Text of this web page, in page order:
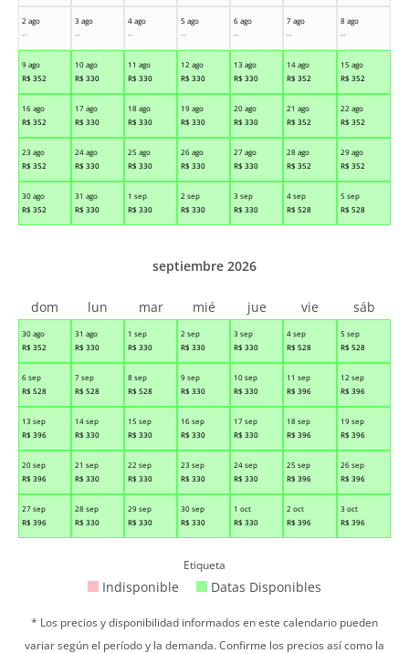
2 ago
--
3 ago
--
4 ago
--
5 ago
--
6 ago
--
7 ago
--
8 ago
--
9 ago
R$ 352
10 ago
R$ 330
11 ago
R$ 330
12 ago
R$ 330
13 ago
R$ 330
14 ago
R$ 352
15 ago
R$ 352
16 ago
R$ 352
17 ago
R$ 330
18 ago
R$ 330
19 ago
R$ 330
20 ago
R$ 330
21 ago
R$ 352
22 ago
R$ 352
23 ago
R$ 352
24 ago
R$ 330
25 ago
R$ 330
26 ago
R$ 330
27 ago
R$ 330
28 ago
R$ 352
29 ago
R$ 352
30 ago
R$ 352
31 ago
R$ 330
1 sep
R$ 330
2 sep
R$ 330
3 sep
R$ 330
4 sep
R$ 528
5 sep
R$ 528
30 ago
R$ 352
31 ago
R$ 330
1 sep
R$ 330
2 sep
R$ 330
3 sep
R$ 330
4 sep
R$ 528
5 sep
R$ 528
6 sep
R$ 528
7 sep
R$ 528
8 sep
R$ 528
9 sep
R$ 330
10 sep
R$ 330
11 sep
R$ 396
12 sep
R$ 396
13 sep
R$ 396
14 sep
R$ 330
15 sep
R$ 330
16 sep
R$ 330
17 sep
R$ 330
18 sep
R$ 396
19 sep
R$ 396
20 sep
R$ 396
21 sep
R$ 330
22 sep
R$ 330
23 sep
R$ 330
24 sep
R$ 330
25 sep
R$ 396
26 sep
R$ 396
27 sep
R$ 396
28 sep
R$ 330
29 sep
R$ 330
30 sep
R$ 330
1 oct
R$ 330
2 oct
R$ 396
3 oct
R$ 396
septiembre 2026
dom lun mar mié jue vie sáb
Etiqueta
Indisponible Datas Disponibles
* Los precios y disponibilidad informados en este calendario pueden
variar según el período y la demanda. Confirme los precios así como la